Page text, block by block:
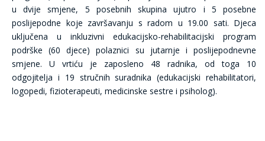
u dvije smjene, 5 posebnih skupina ujutro i 5 posebne
poslijepodne koje završavanju s radom u 19.00 sati. Djeca
uključena u inkluzivni edukacijsko-rehabilitacijski program
podrške (60 djece) polaznici su jutarnje i poslijepodnevne
smjene. U vrtiću je zaposleno 48 radnika, od toga 10
odgojitelja i 19 stručnih suradnika (edukacijski rehabilitatori,
logopedi, fizioterapeuti, medicinske sestre i psiholog).